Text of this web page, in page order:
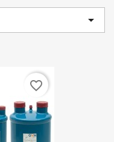

favorite_border